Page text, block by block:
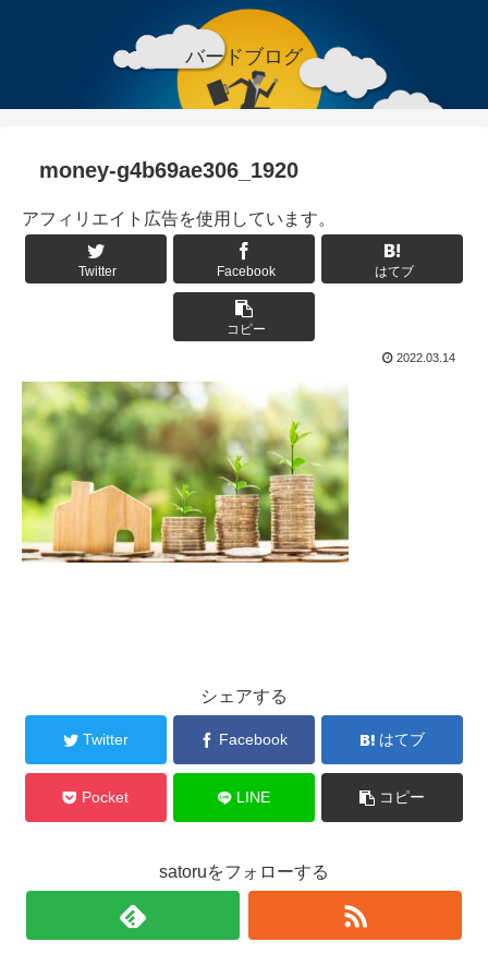
バードブログ
money-g4b69ae306_1920
アフィリエイト広告を使用しています。
Twitter Facebook はてブ
コピー
2022.03.14
シェアする
Twitter Facebook はてブ
Pocket LINE コピー
satoruをフォローする